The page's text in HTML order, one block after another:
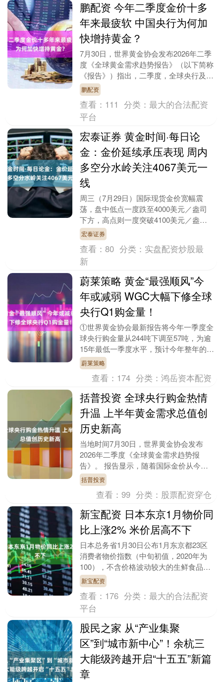
鹏配资 今年二季度金价十多
年来最疲软 中国央行为何加
快增持黄金？
7月30日，世界黄金协会发布2026年二季
度《全球黄金需求趋势报告》（以下简称
《报告》）指出，二季度，全球央行及其
他官方机构合计净增黄金储备289吨，同
比增长6....
鹏配资
查看： 111 分类：最大的合法配资
平台
宏泰证券 黄金时间·每日论
金：金价延续承压表现 周内
多空分水岭关注4067美元一
线
周三（7月29日）国际现货金价宽幅震
荡，盘中低点一度跌至4000美元／盎司
下方，高点则一度突破4100美元／盎
司，终盘小幅收高。尽管美联储年内第五
次维持利率不变....
宏泰证券
查看：80 分类： 实盘配资炒股最
新
蔚莱策略 黄金“最强顺风”今
年或减弱 WGC大幅下修全球
央行Q1购金量！
①世界黄金协会最新报告将今年一季度全
球央行购金量从244吨下调至57吨，为逾
15年最低一季度水平，预计今年整年的购
金量将比去年有所下降；②此次数据大幅
下修主因为....
蔚莱策略
查看： 174 分类：鸿岳资本配资
括普投资 全球央行购金热情
升温 上半年黄金需求总值创
历史新高
当地时间7月30日，世界黄金协会发布
2026年二季度《全球黄金需求趋势报
告》。 报告显示，随着国际金价从今年
年初创下的历史最高位回落，二季度全球
黄金总需求同比持....
括普投资
查看：99 分类： 股票配资穿仓
新宝配资 日本东京1月物价同
比上涨2% 米价居高不下
日本总务省1月30日公布1月东京都23区
消费者物价指数（中旬初值，2020年为
100），不含价格波动较大的生鲜食品的
综合指数为110.9，较上年同期上涨
2.0%....
新宝配资
查看： 176 分类：最大的合法配资
平台
股民之家 从“产业集聚
区”到“城市新中心”！余杭三
大能级跨越开启“十五五”新篇
章